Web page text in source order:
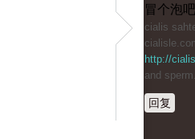
冒个泡
cialis
http://
and
回复